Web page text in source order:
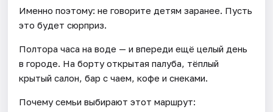
Именно поэтому: не говорите детям заранее. Пусть
это будет сюрприз.
Полтора часа на воде — и впереди ещё целый день
в городе. На борту открытая палуба, тёплый
крытый салон, бар с чаем, кофе и снеками.
Почему семьи выбирают этот маршрут: